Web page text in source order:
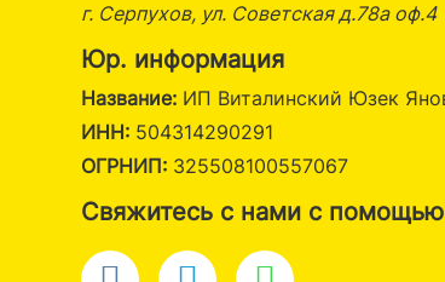
г. Серпухов, ул. Советская д.78а оф.4
Юр. информация
Название: ИП Виталинский Юзек
ИНН: 504314290291
ОГРНИП: 325508100557067
Свяжитесь с нами с